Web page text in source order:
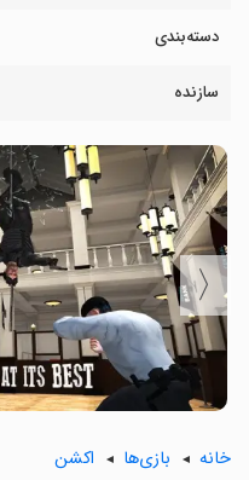
دسته‌بندی
سازنده
〈
خانه بازی‌ها اکشن